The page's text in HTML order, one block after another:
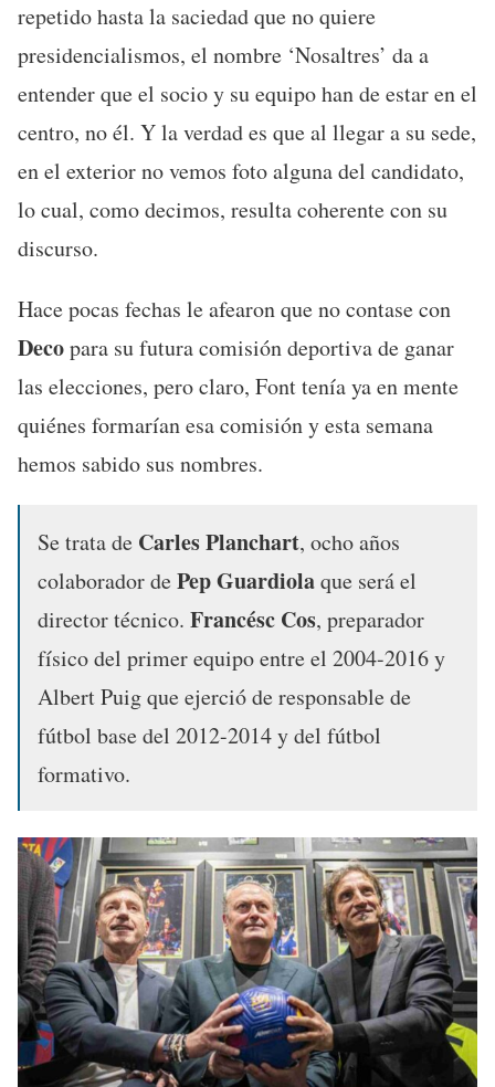
repetido hasta la saciedad que no quiere
presidencialismos, el nombre ‘Nosaltres’ da a
entender que el socio y su equipo han de estar en el
centro, no él. Y la verdad es que al llegar a su sede,
en el exterior no vemos foto alguna del candidato,
lo cual, como decimos, resulta coherente con su
discurso.
Hace pocas fechas le afearon que no contase con
Decopara su futura comisión deportiva de ganar
las elecciones, pero claro, Font tenía ya en mente
quiénes formarían esa comisión y esta semana
hemos sabido sus nombres.
Se trata de Carles Planchart, ocho años
colaborador dePep Guardiolaque será el
director técnico. Francésc Cos, preparador
físico del primer equipo entre el 2004-2016 y
Albert Puig que ejerció de responsable de
fútbol base del 2012-2014 y del fútbol
formativo.